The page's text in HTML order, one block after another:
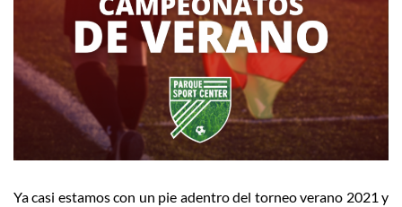
Ya casi estamos con un pie adentro del torneo verano 2021 y